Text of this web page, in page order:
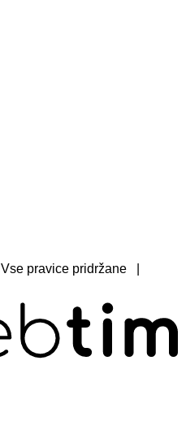
Vse pravice pridržane